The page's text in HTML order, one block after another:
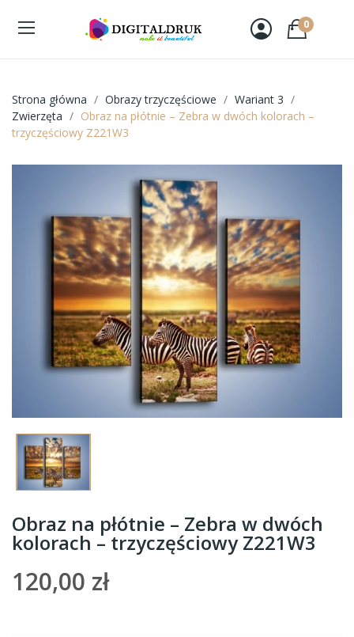
0
Strona główna Obrazy trzyczęściowe
Wariant 3
Zwierzęta
Obraz na płótnie – Zebra w dwóch kolorach –
trzyczęściowy Z221W3
Obraz na płótnie – Zebra w dwóch
kolorach – trzyczęściowy Z221W3
120,00 zł